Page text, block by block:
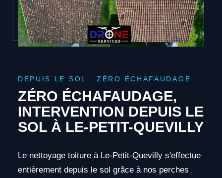
DEPUIS LE SOL · ZÉRO ÉCHAFAUDAGE
ZÉRO ÉCHAFAUDAGE,
INTERVENTION DEPUIS LE
SOL À LE-PETIT-QUEVILLY
Le nettoyage toiture à Le-Petit-Quevilly s'effectue
entièrement depuis le sol grâce à nos perches